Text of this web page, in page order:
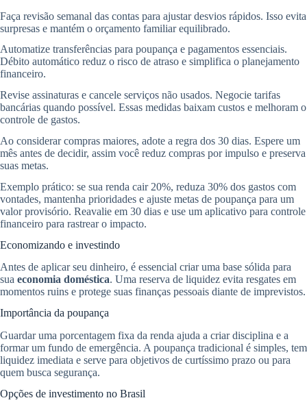
Faça revisão semanal das contas para ajustar desvios rápidos. Isso evita
surpresas e mantém o orçamento familiar equilibrado.
Automatize transferências para poupança e pagamentos essenciais.
Débito automático reduz o risco de atraso e simplifica o planejamento
financeiro.
Revise assinaturas e cancele serviços não usados. Negocie tarifas
bancárias quando possível. Essas medidas baixam custos e melhoram o
controle de gastos.
Ao considerar compras maiores, adote a regra dos 30 dias. Espere um
mês antes de decidir, assim você reduz compras por impulso e preserva
suas metas.
Exemplo prático: se sua renda cair 20%, reduza 30% dos gastos com
vontades, mantenha prioridades e ajuste metas de poupança para um
valor provisório. Reavalie em 30 dias e use um aplicativo para controle
financeiro para rastrear o impacto.
Economizando e investindo
Antes de aplicar seu dinheiro, é essencial criar uma base sólida para
sua economia doméstica. Uma reserva de liquidez evita resgates em
momentos ruins e protege suas finanças pessoais diante de imprevistos.
Importância da poupança
Guardar uma porcentagem fixa da renda ajuda a criar disciplina e a
formar um fundo de emergência. A poupança tradicional é simples, tem
liquidez imediata e serve para objetivos de curtíssimo prazo ou para
quem busca segurança.
Opções de investimento no Brasil